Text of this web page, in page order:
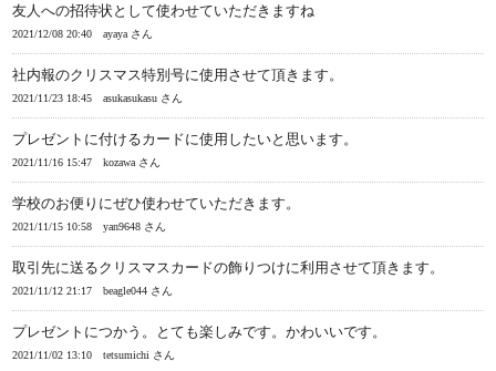
友人への招待状として使わせていただきますね
2021/12/08 20:40 ayaya さん
社内報のクリスマス特別号に使用させて頂きます。
2021/11/23 18:45 asukasukasu さん
プレゼントに付けるカードに使用したいと思います。
2021/11/16 15:47 kozawa さん
学校のお便りにぜひ使わせていただきます。
2021/11/15 10:58 yan9648 さん
取引先に送るクリスマスカードの飾りつけに利用させて頂きます。
2021/11/12 21:17 beagle044 さん
プレゼントにつかう。とても楽しみです。かわいいです。
2021/11/02 13:10 tetsumichi さん